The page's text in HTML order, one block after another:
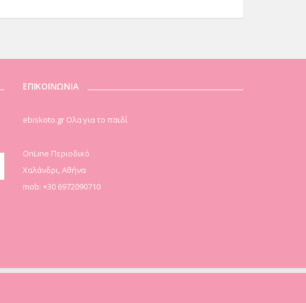
ΕΠΙΚΟΙΝΩΝΙΑ
ebiskoto.gr Ολα για το παιδί
OnLine Περιοδικό
Χαλάνδρι, Αθήνα
mob: +30 6972090710